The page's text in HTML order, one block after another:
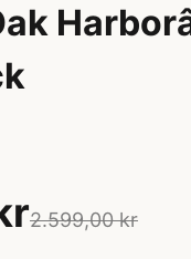
2.599,00 kr